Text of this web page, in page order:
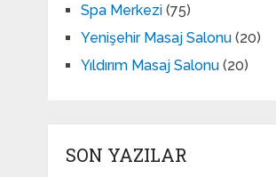
Spa Merkezi(75)
Yenişehir Masaj Salonu(20)
Yıldırım Masaj Salonu(20)
SON YAZILAR